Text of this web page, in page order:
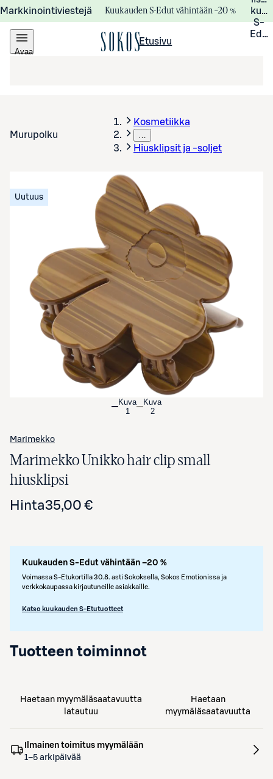
Markkinointiviestejä Kuukauden S-Edut vähintään –20 %
S-
Avaa
Etusivu
Murupolku
Kosmetiikka
…
Hiusklipsit ja -soljet
Avaa tuotekuva suurennettuna
Uutuus
Kuva
1
Kuva
2
Marimekko
Marimekko Unikko hair clip small
hiusklipsi
Hinta35,00 €
Kuukauden S-Edut vähintään –20 %
Voimassa S-Etukortilla 30.8. asti Sokoksella, Sokos Emotionissa ja
verkkokaupassa kirjautuneille asiakkaille.
Katso kuukauden S-Etutuotteet
Tuotteen toiminnot
Haetaan myymäläsaatavuutta
latautuu
Haetaan
myymäläsaatavuutta
Ilmainen toimitus myymälään
1–5 arkipäivää